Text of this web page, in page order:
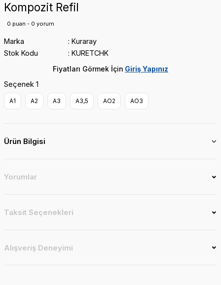
Kompozit Refil
0 puan - 0 yorum
Marka
Kuraray
Stok Kodu
KURETCHK
Fiyatları Görmek İçin Giriş Yapınız
Seçenek 1
A1 A2 A3 A3,5 AO2 AO3
Ürün Bilgisi
Yorumlar
Taksit Seçenekleri
Alışveriş Deneyimi